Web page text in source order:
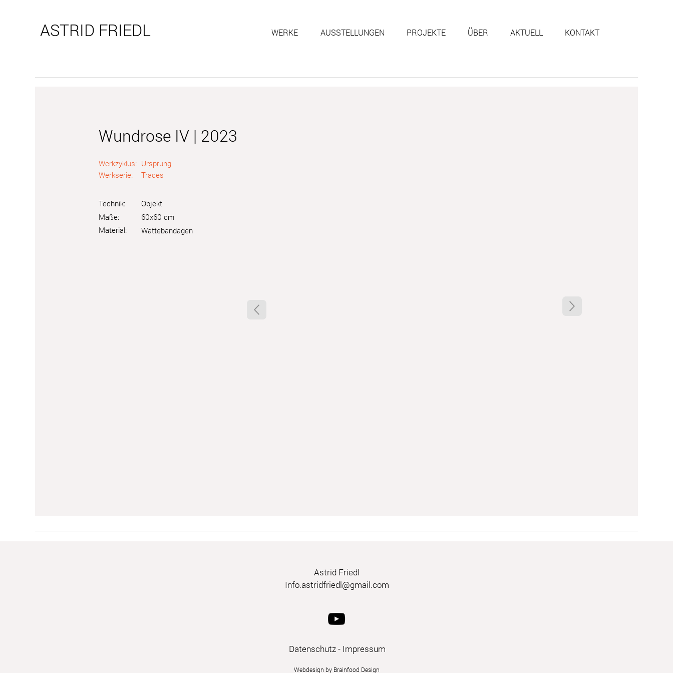
ASTRID FRIEDL WERKE AUSSTELLUNGEN PROJEKTE ÜBER AKTUELL KONTAKT
Wundrose IV | 2023
Werkzyklus: Ursprung
Werkserie:
Traces
Technik:
Maße:
Material:
Objekt
60x60 cm
Wattebandagen
Astrid Friedl
Info.astridfriedl@gmail.com
Datenschutz- Impressum
Webdesign by Brainfood Design